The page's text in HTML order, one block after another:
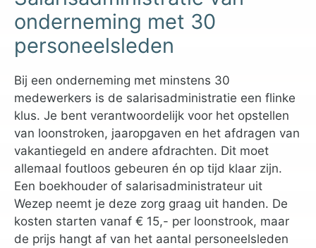
onderneming met 30
personeelsleden
Bij een onderneming met minstens 30
medewerkers is de salarisadministratie een flinke
klus. Je bent verantwoordelijk voor het opstellen
van loonstroken, jaaropgaven en het afdragen van
vakantiegeld en andere afdrachten. Dit moet
allemaal foutloos gebeuren én op tijd klaar zijn.
Een boekhouder of salarisadministrateur uit
Wezep neemt je deze zorg graag uit handen. De
kosten starten vanaf € 15,- per loonstrook, maar
de prijs hangt af van het aantal personeelsleden